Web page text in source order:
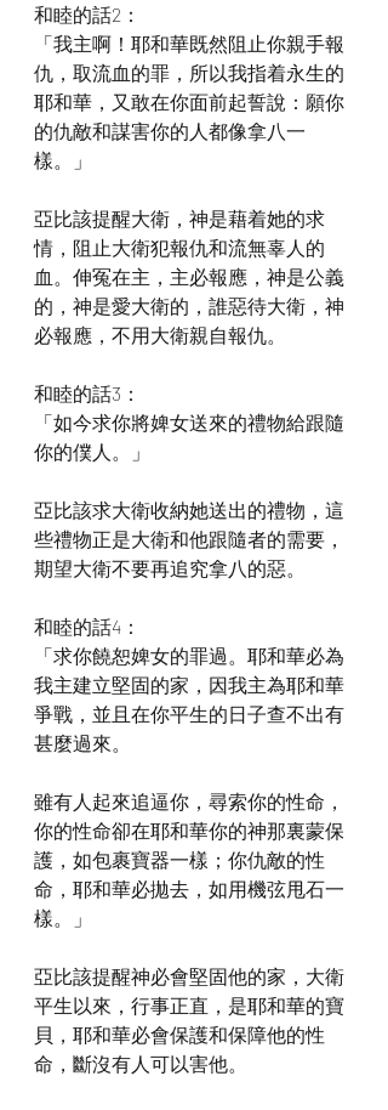
和睦的話2：
「我主啊！耶和華既然阻止你親手報
仇，取流血的罪，所以我指着永生的
耶和華，又敢在你面前起誓說：願你
的仇敵和謀害你的人都像拿八一
樣。」
亞比該提醒大衛，神是藉着她的求
情，阻止大衛犯報仇和流無辜人的
血。伸冤在主，主必報應，神是公義
的，神是愛大衛的，誰惡待大衛，神
必報應，不用大衛親自報仇。
和睦的話3：
「如今求你將婢女送來的禮物給跟隨
你的僕人。」
亞比該求大衛收納她送出的禮物，這
些禮物正是大衛和他跟隨者的需要，
期望大衛不要再追究拿八的惡。
和睦的話4：
「求你饒恕婢女的罪過。耶和華必為
我主建立堅固的家，因我主為耶和華
爭戰，並且在你平生的日子查不出有
甚麼過來。
雖有人起來追逼你，尋索你的性命，
你的性命卻在耶和華你的神那裏蒙保
護，如包裹寶器一樣；你仇敵的性
命，耶和華必拋去，如用機弦甩石一
樣。」
亞比該提醒神必會堅固他的家，大衛
平生以來，行事正直，是耶和華的寶
貝，耶和華必會保護和保障他的性
命，斷沒有人可以害他。